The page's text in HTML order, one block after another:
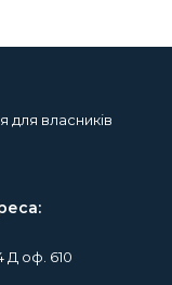
для власників
Д оф. 610